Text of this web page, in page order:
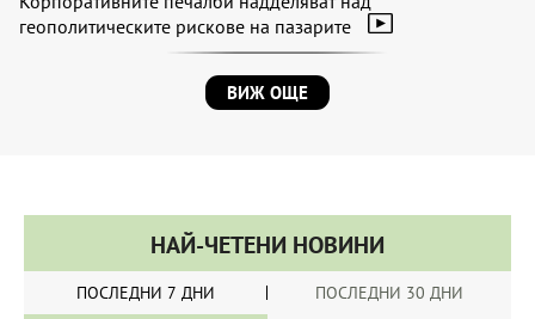
геополитическите рискове на пазарите
ВИЖ ОЩЕ
НАЙ-ЧЕТЕНИ НОВИНИ
ПОСЛЕДНИ 7 ДНИ ПОСЛЕДНИ 30 ДНИ